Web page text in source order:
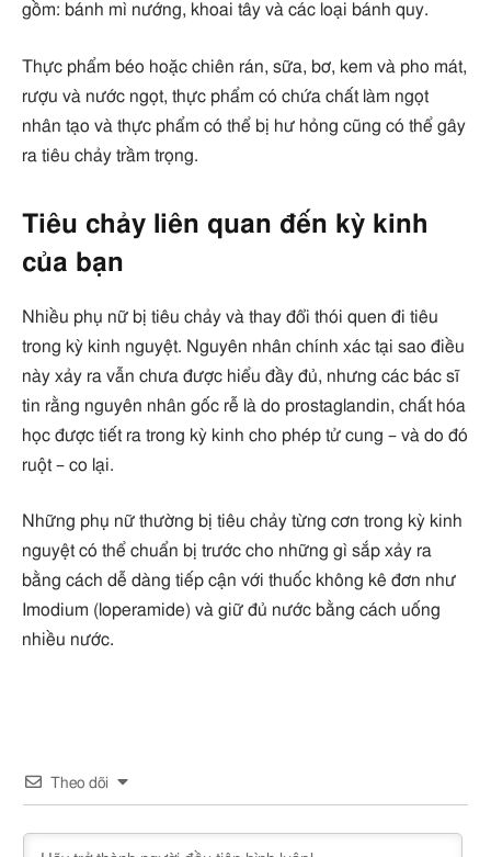
gồm: bánh mì nướng, khoai tây và các loại bánh quy.
Thực phẩm béo hoặc chiên rán, sữa, bơ, kem và pho mát,
rượu và nước ngọt, thực phẩm có chứa chất làm ngọt
nhân tạo và thực phẩm có thể bị hư hỏng cũng có thể gây
ra tiêu chảy trầm trọng.
Tiêu chảy liên quan đến kỳ kinh
của bạn
Nhiều phụ nữ bị tiêu chảy và thay đổi thói quen đi tiêu
trong kỳ kinh nguyệt. Nguyên nhân chính xác tại sao điều
này xảy ra vẫn chưa được hiểu đầy đủ, nhưng các bác sĩ
tin rằng nguyên nhân gốc rễ là do prostaglandin, chất hóa
học được tiết ra trong kỳ kinh cho phép tử cung – và do đó
ruột – co lại.
Những phụ nữ thường bị tiêu chảy từng cơn trong kỳ kinh
nguyệt có thể chuẩn bị trước cho những gì sắp xảy ra
bằng cách dễ dàng tiếp cận với thuốc không kê đơn như
Imodium (loperamide) và giữ đủ nước bằng cách uống
nhiều nước.
Theo dõi